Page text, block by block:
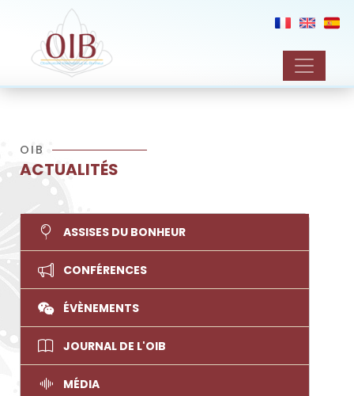
OIB
ACTUALITÉS
ASSISES DU BONHEUR
CONFÉRENCES
ÉVÈNEMENTS
JOURNAL DE L'OIB
MÉDIA